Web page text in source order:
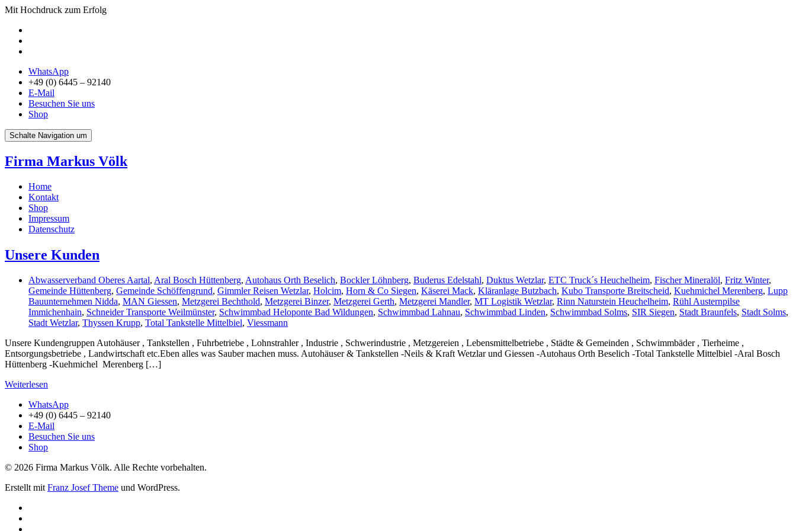
Mit Hochdruck zum Erfolg
WhatsApp
+49 (0) 6445 – 92140
E-Mail
Besuchen Sie uns
Shop
Schalte Navigation um
Firma Markus Völk
Home
Kontakt
Shop
Impressum
Datenschutz
Unsere Kunden
Abwasserverband Oberes Aartal, Aral Bosch Hüttenberg, Autohaus Orth Beselich, Bockler Löhnberg, Buderus Edelstahl, Duktus Wetzlar, ETC Truck´s Heuchelheim, Fischer Mineralöl, Fritz Winter,
Gemeinde Hüttenberg, Gemeinde Schöffengrund, Gimmler Reisen Wetzlar, Holcim, Horn & Co Siegen, Käserei Mack, Kläranlage Butzbach, Kubo Transporte Breitscheid, Kuehmichel Merenberg, Lupp
Bauunternehmen Nidda, MAN Giessen, Metzgerei Bechthold, Metzgerei Binzer, Metzgerei Gerth, Metzgerei Mandler, MT Logistik Wetzlar, Rinn Naturstein Heuchelheim, Rühl Austernpilse
Immichenhain, Schneider Transporte Weilmünster, Schwimmbad Heloponte Bad Wildungen, Schwimmbad Lahnau, Schwimmbad Linden, Schwimmbad Solms, SIR Siegen, Stadt Braunfels, Stadt Solms,
Stadt Wetzlar, Thyssen Krupp, Total Tankstelle Mittelbiel, Viessmann
Unsere Kundengruppen Autohäuser , Tankstellen , Fuhrbetriebe , Lohnstrahler , Industrie , Schwerindustrie , Metzgereien , Lebensmittelbetriebe , Städte & Gemeinden , Schwimmbäder , Tierheime ,
Entsorgungsbetriebe , Landwirtschaft etc.Eben alles was Sauber machen muss. Autohäuser & Tankstellen -Neils & Kraft Wetzlar und Giessen -Autohaus Orth Beselich -Total Tankstelle Mittelbiel -Aral Bosch
Hüttenberg -Kuehmichel Merenberg […]
Weiterlesen
WhatsApp
+49 (0) 6445 – 92140
E-Mail
Besuchen Sie uns
Shop
© 2026 Firma Markus Völk. Alle Rechte vorbehalten.
Erstellt mit Franz Josef Theme und WordPress.